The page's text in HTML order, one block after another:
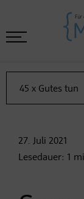
45 x Gutes tun
27. Juli 2021
Lesedauer: 1